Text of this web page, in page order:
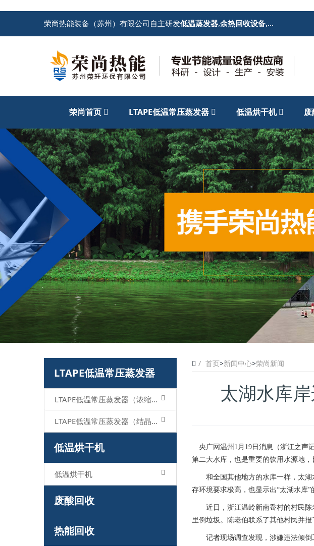
荣尚热能装备（苏州）有限公司自主研发低温蒸发器,余热回收设备,废酸回收处理
荣尚首页 LTAPE低温常压蒸发器 低温烘干机
首页>新闻中心>荣尚新闻
太湖水库
央广网温州1月19日消息（浙江之声
第二大水库，也是重要的饮用水源地，
和全国其他地方的水库一样，太湖
存环境要求极高，也显示出“太湖水库
近日，浙江温岭新南岙村的村民陈
里倒垃圾。陈老伯联系了其他村民并
记者现场调查发现，涉嫌违法倾倒
LTAPE低温常压蒸发器
LTAPE低温常压蒸发器（浓缩型）
LTAPE低温常压蒸发器（结晶型）
低温烘干机
低温烘干机
废酸回收
热能回收